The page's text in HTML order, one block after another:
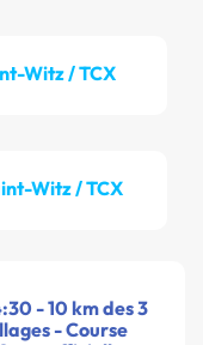
Witz / TCX
Witz / TCX
- 10 km des 3
- Course